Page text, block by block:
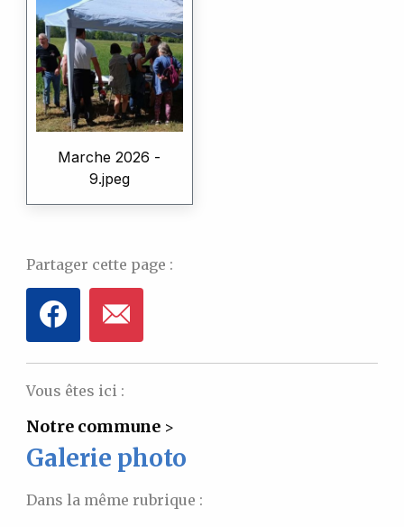
Marche 2026 -
9.jpeg
Partager cette page :
Vous êtes ici :
Notre commune>
Galerie photo
Dans la même rubrique :